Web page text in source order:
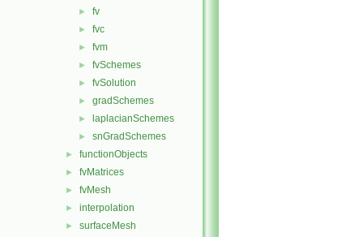
► fv
► fvc
► fvm
► fvSchemes
► fvSolution
► gradSchemes
► laplacianSchemes
► snGradSchemes
► functionObjects
► fvMatrices
► fvMesh
► interpolation
► surfaceMesh